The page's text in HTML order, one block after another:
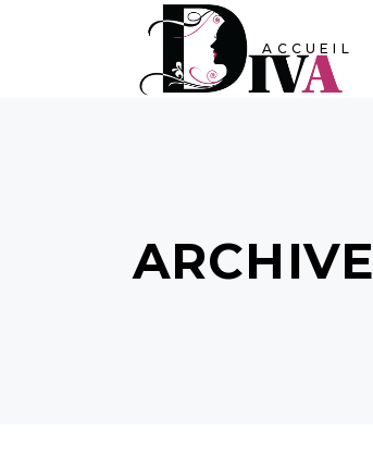
ACCUEIL
ARCHIVE